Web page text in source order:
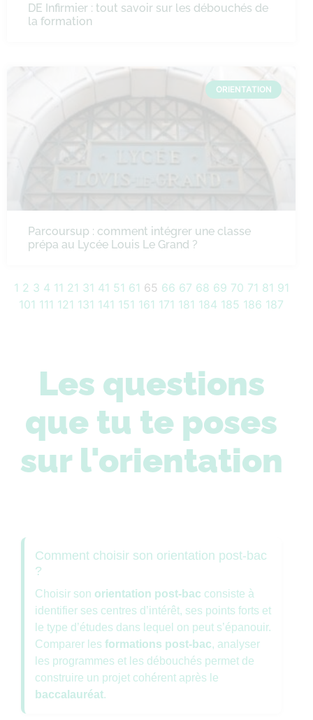
DE Infirmier : tout savoir sur les débouchés de
la formation
ORIENTATION
Parcoursup : comment intégrer une classe
prépa au Lycée Louis Le Grand ?
1 2 3 4 11 21 31 41 51 61 65 66 67 68 69 70 71 81 91
101 111 121 131 141 151 161 171 181 184 185 186 187
Les questions
que tu te poses
sur l'orientation
Comment choisir son orientation post-bac
?
Choisir son orientation post-bac consiste à
identifier ses centres d’intérêt, ses points forts et
le type d’études dans lequel on peut s’épanouir.
Comparer les formations post-bac, analyser
les programmes et les débouchés permet de
construire un projet cohérent après le
baccalauréat.